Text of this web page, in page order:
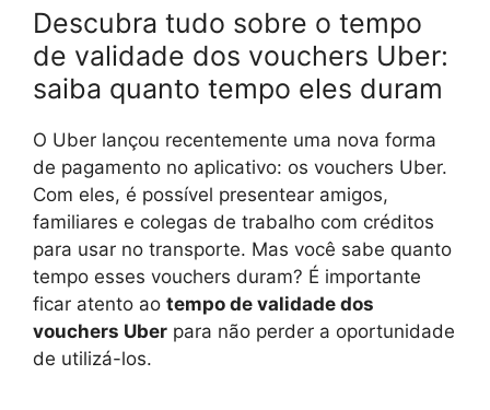
Descubra tudo sobre o tempo
de validade dos vouchers Uber:
saiba quanto tempo eles duram
O Uber lançou recentemente uma nova forma
de pagamento no aplicativo: os vouchers Uber.
Com eles, é possível presentear amigos,
familiares e colegas de trabalho com créditos
para usar no transporte. Mas você sabe quanto
tempo esses vouchers duram? É importante
ficar atento ao tempo de validade dos
vouchers Uber para não perder a oportunidade
de utilizá-los.